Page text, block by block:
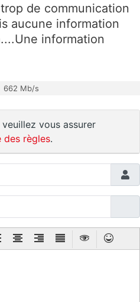
de communication
aucune information
information
662 Mb/s
vous assurer
des règles.